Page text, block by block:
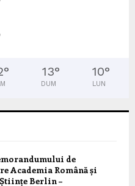
° 13°
DUM
10°
LUN
de
Academia Română și
Berlin –